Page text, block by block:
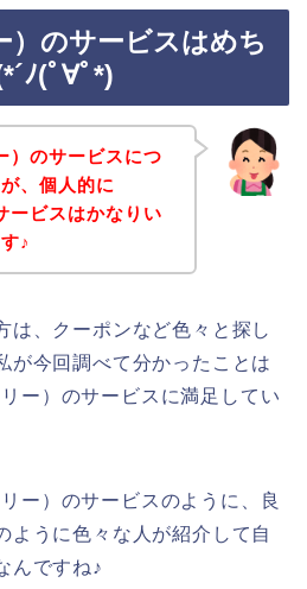
）のサービスはめち
ﾉ(ﾟ∀ﾟ*)
）のサービスにつ
、個人的に
ービスはかなりい
♪
は、クーポンなど色々と探し
が今回調べて分かったことは
ー）のサービスに満足してい
ー）のサービスのように、良
ように色々な人が紹介して自
んですね♪